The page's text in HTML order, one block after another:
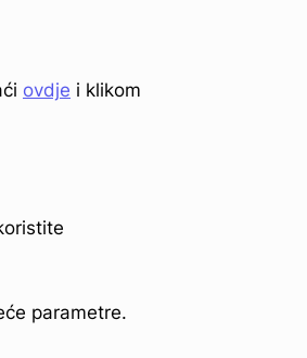
ovdje i klikom
parametre.